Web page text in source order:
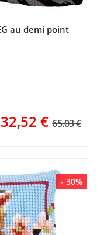
au demi point
32,52 € 65.03 €
- 30%